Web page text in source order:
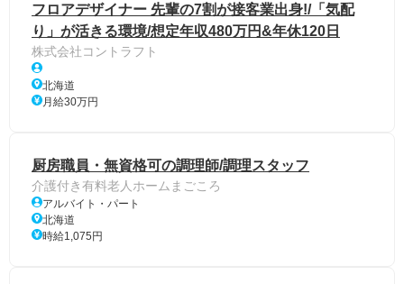
フロアデザイナー 先輩の7割が接客業出身!/「気配
り」が活きる環境/想定年収480万円&年休120日
株式会社コントラフト
北海道
月給30万円
厨房職員・無資格可の調理師/調理スタッフ
介護付き有料老人ホームまごころ
アルバイト・パート
北海道
時給1,075円